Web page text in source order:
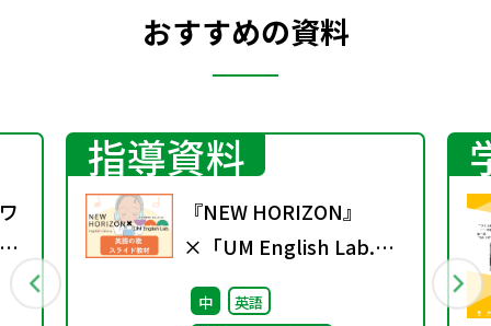
おすすめの資料
指導資料
『NEW HORIZON』
×「UM English Lab.」
英語の歌スライド教材
中 英語